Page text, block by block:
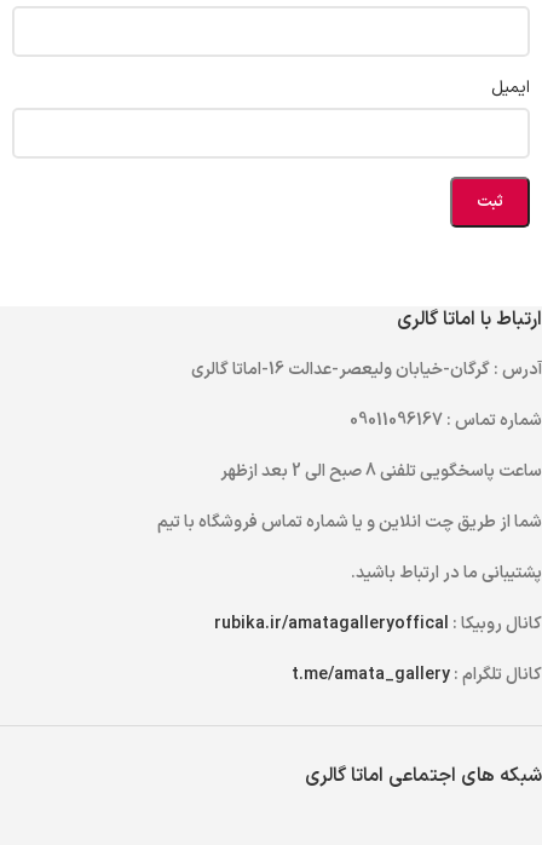
ایمیل
ارتباط با اماتا گالری
آدرس: گرگان-خیابان ولیعصر-عدالت 16-اماتا گالری
شماره تماس: 09011096167
ساعت پاسخگویی تلفنی
شما از طریقچت انلاینو یاشماره تماسفروشگاه با تیم
پشتیبانی ما در ارتباط باشید.
کانال روبیکا : rubika.ir/amatagalleryoffical
کانال تلگرام :t.me/amata_gallery
شبکه های اجتماعی اماتا گالری